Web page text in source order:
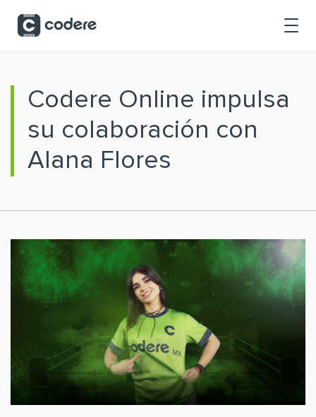
Codere Online impulsa
su colaboración con
Alana Flores